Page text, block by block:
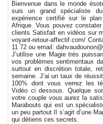
Bienvenue dans le monde
suis un grand spécialiste
expérience certifié sur le
Afrique. Vous pouvez
clients Satisfait en vidéos sur
voyant-retour-affectif.com/
11 72 ou email:
J’utilise une Magie très
vos problèmes sentimentaux
surtout en discrétion totale,
semaine. J’ai un taux de
100% dont vous verrez les
Vidéo ci dessous. Quelque
votre couple vous aurez la
Marabouts qui est un
un peu partout Il s’agit d’une
qui détiens ces secrets.